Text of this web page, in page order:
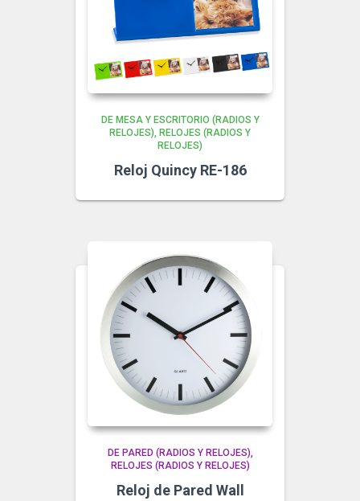
DE MESA Y ESCRITORIO (RADIOS Y
RELOJES)
RELOJES (RADIOS Y
RELOJES)
Reloj Quincy RE-186
DE PARED (RADIOS Y RELOJES)
RELOJES (RADIOS Y RELOJES)
Reloj de Pared Wall